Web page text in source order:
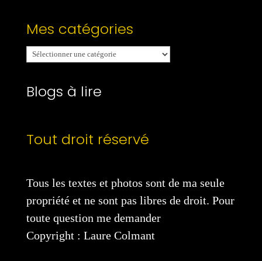
Mes catégories
Mes
catégories
Blogs à lire
Tout droit réservé
Tous les textes et photos sont de ma seule
propriété et ne sont pas libres de droit. Pour
toute question me demander
Copyright : Laure Colmant